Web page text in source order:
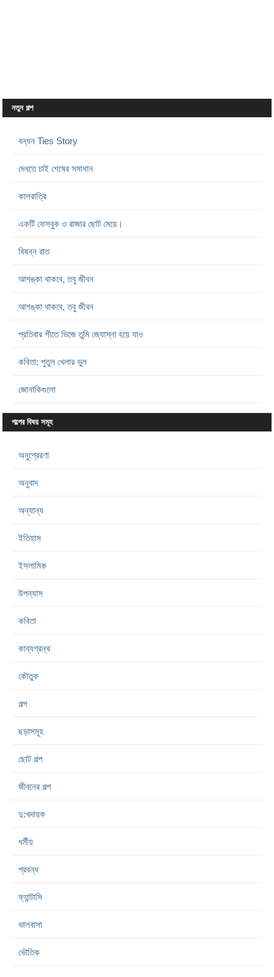
নতুন গল্প
বন্ধন Ties Story
দেখতে চাই শেষের সমাধান
কালরাত্রি
একটি ফেসবুক ও রাজার ছোট মেয়ে।
বিষন্ন রাত
আশঙ্কা থাকবে, তবু জীবন
আশঙ্কা থাকবে, তবু জীবন
প্রতিবার শীতে ভিজে তুমি জ্যোস্না হয়ে যাও
কবিতা: পুতুল খেলার ভুল
জোনাকিগুলো
গল্পের বিষয় সমূহ
অনুপ্রেরণা
অনুবাদ
অন্যান্য
ইতিহাস
ইসলামিক
উপন্যাস
কবিতা
কাব্যগ্রন্থ
কৌতুক
গল্প
ছড়াসমূহ
ছোট গল্প
জীবনের গল্প
দু:খদায়ক
ধর্মীয়
প্রবন্ধ
ফ্যান্টাসি
ভালবাসা
ভৌতিক